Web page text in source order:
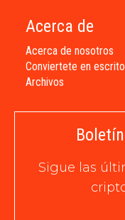
Acerca de
Acerca de nosotros
Conviertete en
Archivos
Sigue las